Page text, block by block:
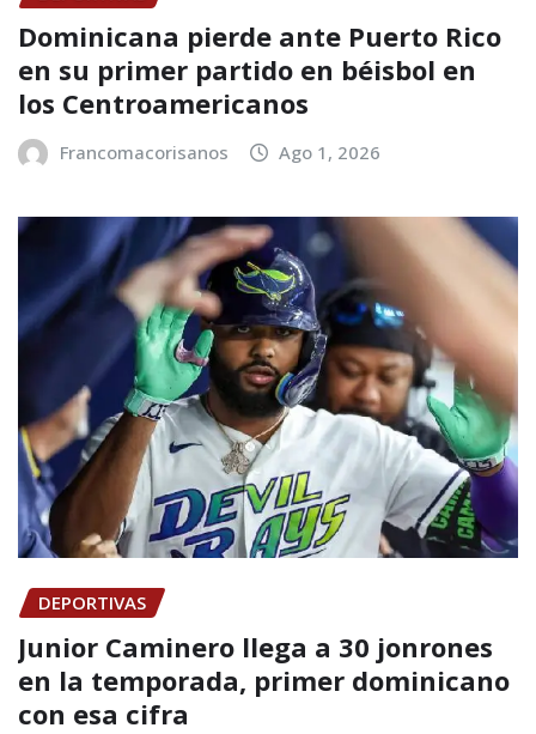
Dominicana pierde ante Puerto Rico
en su primer partido en béisbol en
los Centroamericanos
Francomacorisanos Ago 1, 2026
DEPORTIVAS
Junior Caminero llega a 30 jonrones
en la temporada, primer dominicano
con esa cifra